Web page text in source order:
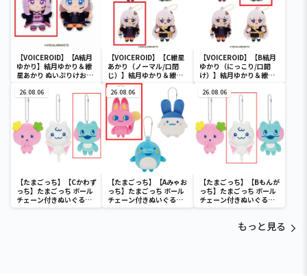
【VOICEROID】【A結月
ゆかり】結月ゆかり＆紲
星あかり ぬいぷりけおす
【VOICEROID】【C紲星
あかり（ノーマル/口閉
じ）】結月ゆかり＆紲星
あかり ボイスマスコット
ぬいぐるみ
【VOICEROID】【B結月
ゆかり（にっこり/口開
け）】結月ゆかり＆紲星
ぬいぐるみ
26.08.06
【たまごっち】【Cかわず
っち】たまごっち ボール
チェーン付きぬいぐるみ
～Tamagotchi
26.08.06
【たまごっち】【Aみゃお
っち】たまごっち ボール
チェーン付きぬいぐるみ
～Tamagotchi
26.08.06
【たまごっち】【Bもんが
っち】たまごっち ボール
チェーン付きぬいぐるみ
～Tamagotchi
もっと見る